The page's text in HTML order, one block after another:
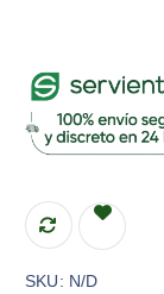
SKU: N/D